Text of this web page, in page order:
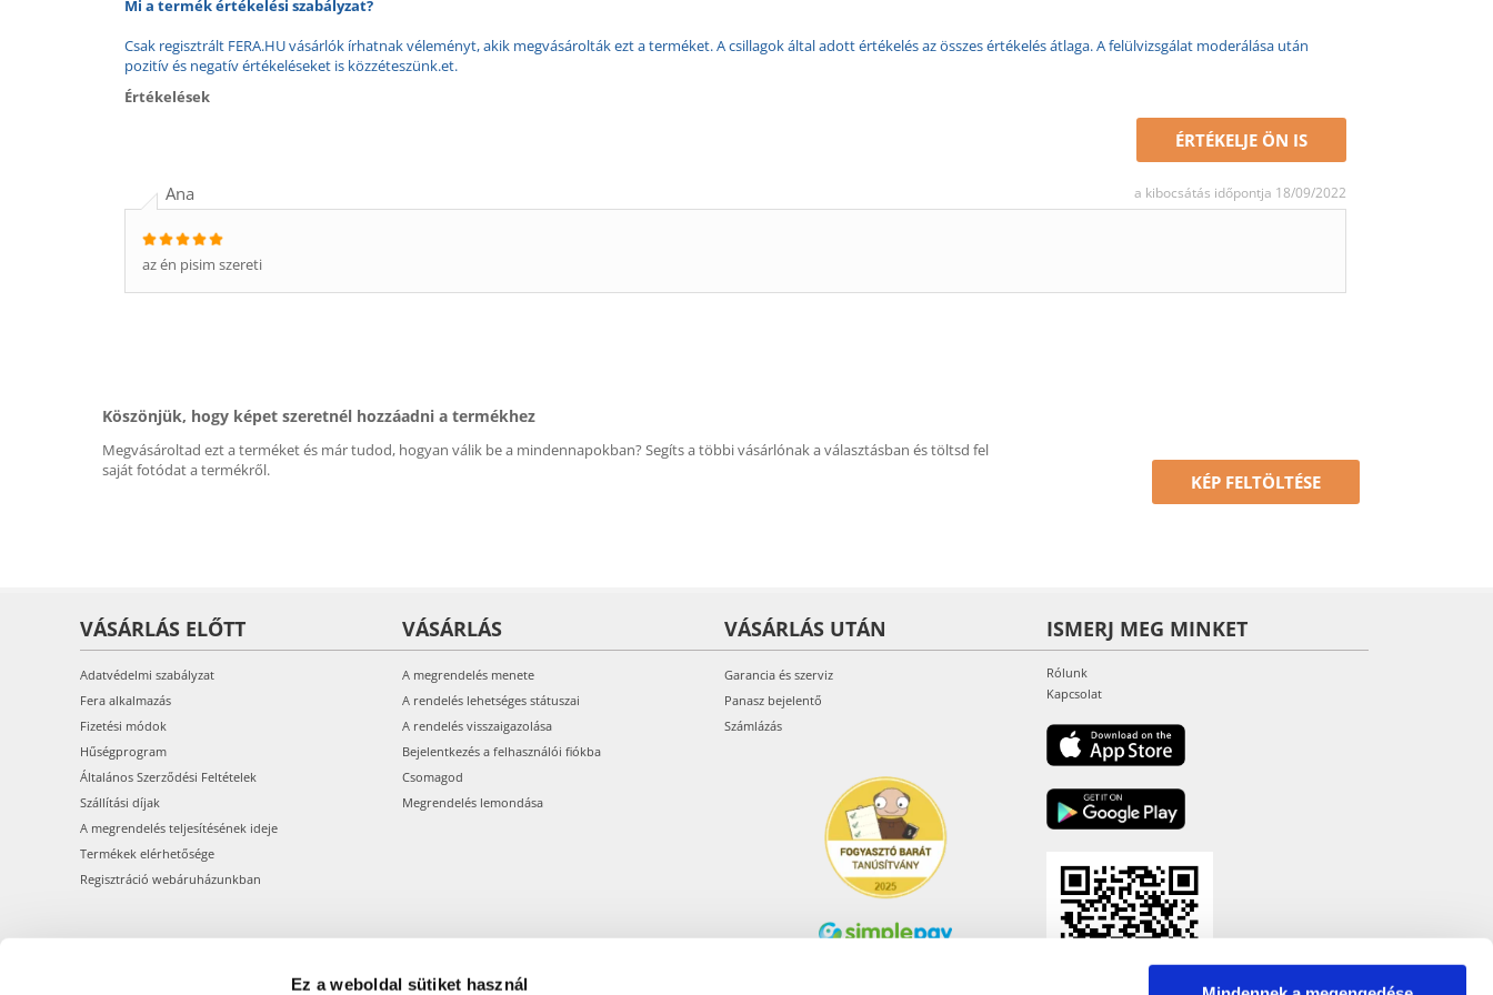
Ez a weboldal sütiket használ
Mi a termék értékelési szabályzat?
Csak regisztrált FERA.HU vásárlók írhatnak véleményt, akik megvásárolták ezt a terméket. A csillagok által adott értékelés az összes értékelés átlaga. A felülvizsgálat moderálása után
pozitív és negatív értékeléseket is közzéteszünk.et.
Értékelések
ÉRTÉKELJE ÖN IS
Ana a kibocsátás időpontja 18/09/2022
az én pisim szereti
Köszönjük, hogy képet szeretnél hozzáadni a termékhez
Megvásároltad ezt a terméket és már tudod, hogyan válik be a mindennapokban? Segíts a többi vásárlónak a választásban és töltsd fel
saját fotódat a termékről.
KÉP FELTÖLTÉSE
VÁSÁRLÁS ELŐTT
Adatvédelmi szabályzat
Fera alkalmazás
Fizetési módok
Hűségprogram
Általános Szerződési Feltételek
Szállítási díjak
A megrendelés teljesítésének ideje
Termékek elérhetősége
Regisztráció webáruházunkban
VÁSÁRLÁS
A megrendelés menete
A rendelés lehetséges státuszai
A rendelés visszaigazolása
Bejelentkezés a felhasználói fiókba
Csomagod
Megrendelés lemondása
VÁSÁRLÁS UTÁN
Garancia és szerviz
Panasz bejelentő
Számlázás
ISMERJ MEG MINKET
Rólunk
Kapcsolat